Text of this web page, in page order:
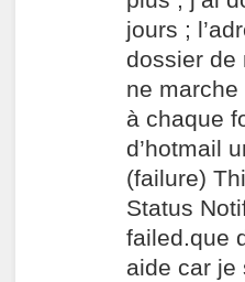
jours ;
dossier de
ne
à chaque
d’hotmail
(failure)
Status
failed.que
aide car je